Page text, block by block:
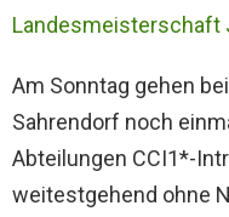
Landesmeisterschaft
Am Sonntag gehen
Sahrendorf noch
Abteilungen CCI1*-
weitestgehend ohne